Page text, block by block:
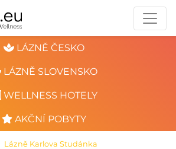
LÁZNĚ ČESKO
LÁZNĚ SLOVENSKO
WELLNESS HOTELY
AKČNÍ POBYTY
Lázně Karlova Studánka